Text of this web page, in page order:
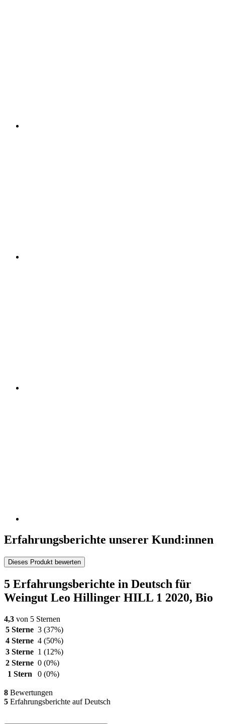
Erfahrungsberichte unserer Kund:innen
Dieses Produkt bewerten
5 Erfahrungsberichte in Deutsch für
Weingut Leo Hillinger HILL 1 2020, Bio
4,3 von 5 Sternen
5 Sterne 3 (37%)
4 Sterne 4 (50%)
3 Sterne 1 (12%)
2 Sterne 0 (0%)
1 Stern
0 (0%)
8 Bewertungen
5 Erfahrungsberichte auf Deutsch